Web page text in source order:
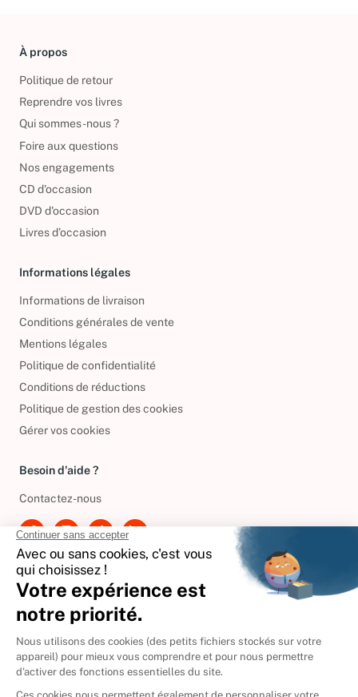
À propos
Politique de retour
Reprendre vos livres
Qui sommes-nous ?
Foire aux questions
Nos engagements
CD d'occasion
DVD d'occasion
Livres d’occasion
Informations légales
Informations de livraison
Conditions générales de vente
Mentions légales
Politique de confidentialité
Conditions de réductions
Politique de gestion des cookies
Gérer vos cookies
Besoin d'aide ?
Contactez-nous
International
🇪🇸 Espagne
🇩🇪Allemagne
🇮🇹 Italie